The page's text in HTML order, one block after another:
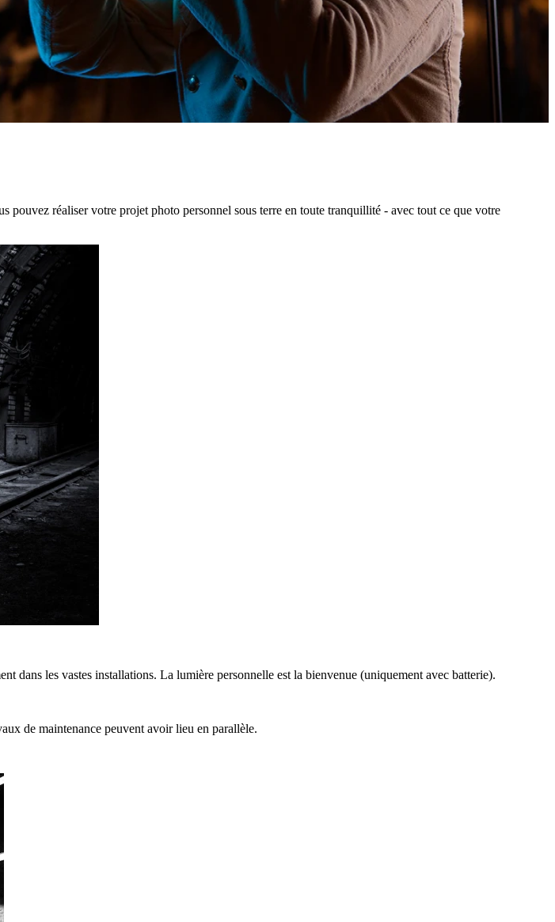
réaliser votre projet photo personnel sous terre en toute tranquillité - avec tout ce que votre
les vastes installations. La lumière personnelle est la bienvenue (uniquement avec batterie).
de maintenance peuvent avoir lieu en parallèle.